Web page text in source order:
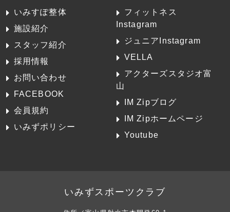
いみすぽ整体
施設紹介
スタッフ紹介
採用情報
お問い合わせ
FACEBOOK
会員規約
いみずポリシー
フィットネス
Instagram
ジュニアInstagram
VELLA
アクターズスタジオ富
山
IM Zipブログ
IM Zipホームページ
Youtube
いみずスポーツクラブ